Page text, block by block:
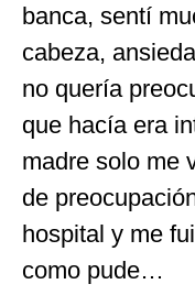
banca, sentí
cabeza,
no quería
que hacía era
madre solo me
de
hospital y me
como pude…